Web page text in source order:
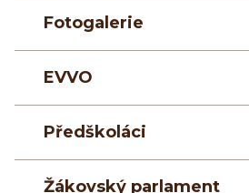
Fotogalerie
EVVO
Předškoláci
Žákovský parlament